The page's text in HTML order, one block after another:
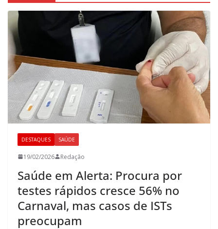
DESTAQUES SAÚDE
19/02/2026 Redação
Saúde em Alerta: Procura por
testes rápidos cresce 56% no
Carnaval, mas casos de ISTs
preocupam